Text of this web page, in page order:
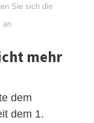
Sie sich die
an
mehr
dem
dem 1.